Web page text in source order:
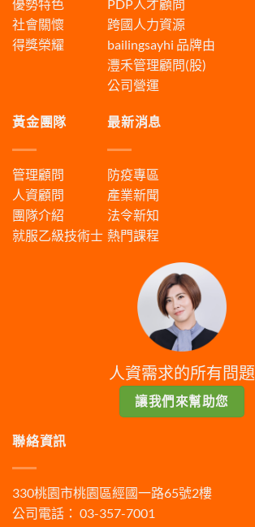
優勢特色
社會關懷
得獎榮耀
PDP人才顧問
跨國人力資源
bailingsayhi 品牌由
灃禾管理顧問(股)
公司營運
黃金團隊
管理顧問
人資顧問
團隊介紹
就服乙級技術士
最新消息
防疫專區
產業新聞
法令新知
熱門課程
人資需求的所有問題
讓我們來幫助您
聯絡資訊
330桃園市桃園區經國一路65號2樓
公司電話： 03-357-7001